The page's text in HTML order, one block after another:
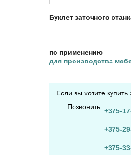
Буклет заточного
по применению
для производства
Если вы хотите
Позвонить:
+375-
+375-
+375-